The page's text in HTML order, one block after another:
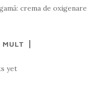
crema de oxigenare
MULT
yet